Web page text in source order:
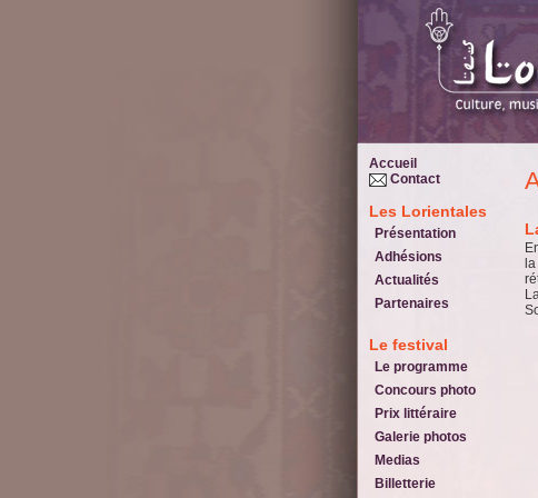
Accueil
Contact
Les Lorientales
Présentation
Adhésions
Actualités
Partenaires
Le festival
Le programme
Concours photo
Prix littéraire
Galerie photos
Medias
Billetterie